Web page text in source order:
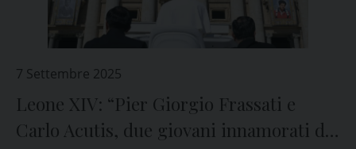
7 Settembre 2025
Leone XIV: “Pier Giorgio Frassati e
Carlo Acutis, due giovani innamorati di